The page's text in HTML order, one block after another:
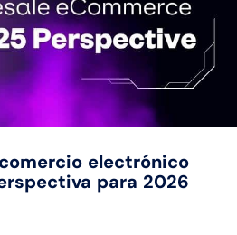
electrónico
para 2026